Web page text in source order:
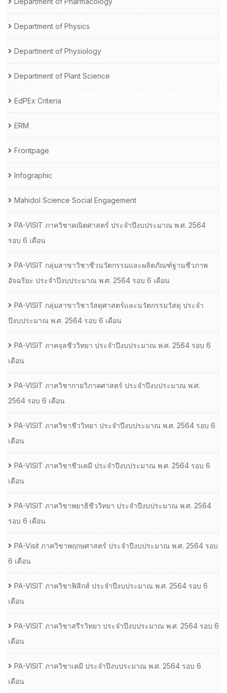
Department of Physics
Department of Physiology
Department of Plant Science
EdPEx Criteria
ERM
Frontpage
Infographic
Mahidol Science Social Engagement
PA-VISIT ภาควิชาคณิตศาสตร์ ประจำปีงบประมาณ พ.ศ. 2564
รอบ 6 เดือน
PA-VISIT กลุ่มสาขาวิชาชีวนวัตกรรมและผลิตภัณฑ์ฐานชีวภาพ
อัจฉริยะ ประจำปีงบประมาณ พ.ศ. 2564 รอบ 6 เดือน
PA-VISIT กลุ่มสาขาวิชาวัสดุศาสตร์และนวัตกรรมวัสดุ ประจำ
ปีงบประมาณ พ.ศ. 2564 รอบ 6 เดือน
PA-VISIT ภาคจุลชีววิทยา ประจำปีงบประมาณ พ.ศ. 2564 รอบ 6
เดือน
PA-VISIT ภาควิชากายวิภาคศาสตร์ ประจำปีงบประมาณ พ.ศ.
2564 รอบ 6 เดือน
PA-VISIT ภาควิชาชีววิทยา ประจำปีงบประมาณ พ.ศ. 2564 รอบ 6
เดือน
PA-VISIT ภาควิชาชีวเคมี ประจำปีงบประมาณ พ.ศ. 2564 รอบ 6
เดือน
PA-VISIT ภาควิชาพยาธิชีววิทยา ประจำปีงบประมาณ พ.ศ. 2564
รอบ 6 เดือน
PA-Visit ภาควิชาพฤกษศาสตร์ ประจำปีงบประมาณ พ.ศ. 2564 รอบ
6 เดือน
PA-VISIT ภาควิชาฟิสิกส์ ประจำปีงบประมาณ พ.ศ. 2564 รอบ 6
เดือน
PA-VISIT ภาควิชาสรีรวิทยา ประจำปีงบประมาณ พ.ศ. 2564 รอบ 6
เดือน
PA-VISIT ภาควิชาเคมี ประจำปีงบประมาณ พ.ศ. 2564 รอบ 6
เดือน